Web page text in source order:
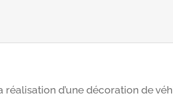
d’une décoration de